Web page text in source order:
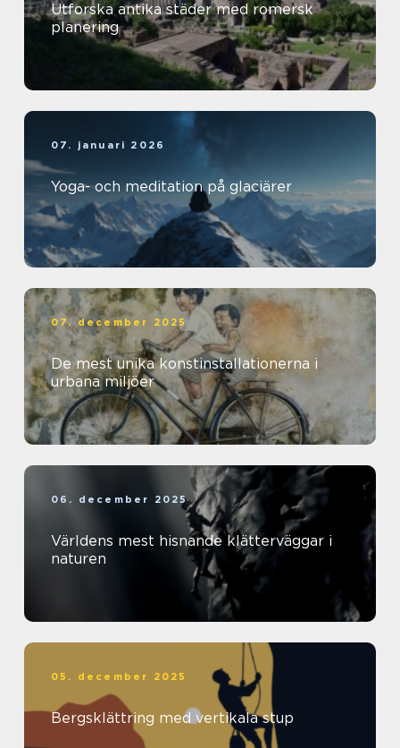
Utforska antika städer med romersk
planering
07. januari 2026
Yoga- och meditation på glaciärer
07. december 2025
De mest unika konstinstallationerna i
urbana miljöer
06. december 2025
Världens mest hisnande klätterväggar i
naturen
05. december 2025
Bergsklättring med vertikala stup